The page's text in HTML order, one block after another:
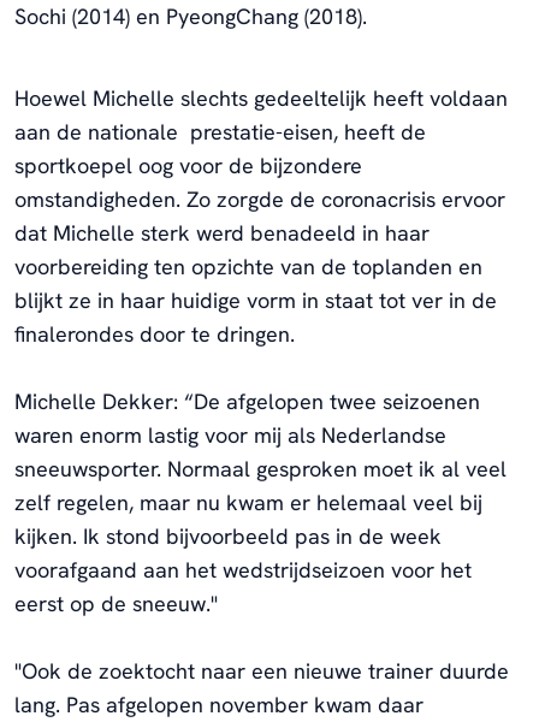
Sochi (2014) en PyeongChang (2018).
Hoewel Michelle slechts gedeeltelijk heeft voldaan
aan de nationale prestatie-eisen, heeft de
sportkoepel oog voor de bijzondere
omstandigheden. Zo zorgde de coronacrisis ervoor
dat Michelle sterk werd benadeeld in haar
voorbereiding ten opzichte van de toplanden en
blijkt ze in haar huidige vorm in staat tot ver in de
finalerondes door te dringen.
Michelle Dekker: “De afgelopen twee seizoenen
waren enorm lastig voor mij als Nederlandse
sneeuwsporter. Normaal gesproken moet ik al veel
zelf regelen, maar nu kwam er helemaal veel bij
kijken. Ik stond bijvoorbeeld pas in de week
voorafgaand aan het wedstrijdseizoen voor het
eerst op de sneeuw."
"Ook de zoektocht naar een nieuwe trainer duurde
lang. Pas afgelopen november kwam daar